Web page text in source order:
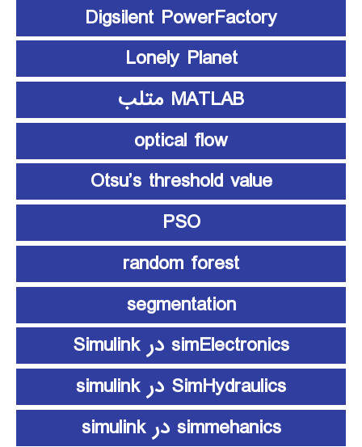
Digsilent PowerFactory
Lonely Planet
MATLAB متلب
optical flow
Otsu’s threshold value
PSO
random forest
segmentation
simElectronics در Simulink
SimHydraulics در simulink
simmehanics در simulink